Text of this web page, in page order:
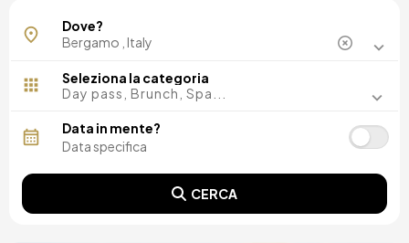
Dove?
Seleziona la categoria
Day pass, Brunch, Spa...
Data in mente?
CERCA